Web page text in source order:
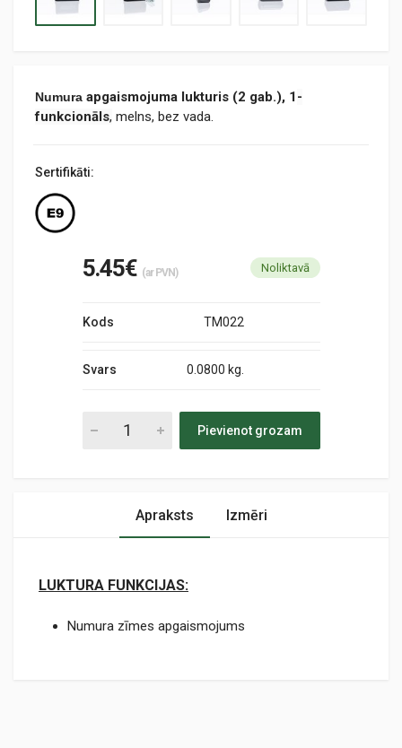
Numura apgaismojuma lukturis (2 gab.), 1-
funkcionāls, melns, bez vada.
Sertifikāti:
5.45€ (ar PVN) Noliktavā
Kods TM022
Svars 0.0800 kg.
Pievienot grozam
Apraksts Izmēri
LUKTURA FUNKCIJAS:
Numura zīmes apgaismojums